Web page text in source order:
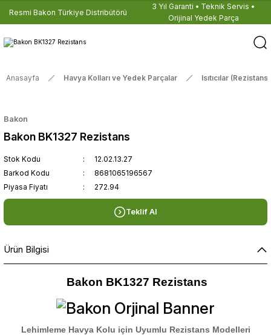
Resmi Bakon Türkiye Distribütörü
3 Yıl Garanti • Teknik Servis •
Orijinal Yedek Parça
Anasayfa Havya Kolları ve Yedek Parçalar Isıtıcılar
Bakon
Bakon BK1327 Rezistans
Stok Kodu
12.02.13.27
Barkod Kodu
8681065196567
Piyasa Fiyatı
272.94
Teklif Al
Ürün Bilgisi
Bakon BK1327 Rezistans
Lehimleme Havya Kolu için Uyumlu Rezistans Modelleri